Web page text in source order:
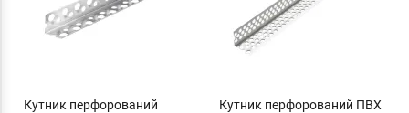
Кутник перфорований
Кутник перфорований ПВХ